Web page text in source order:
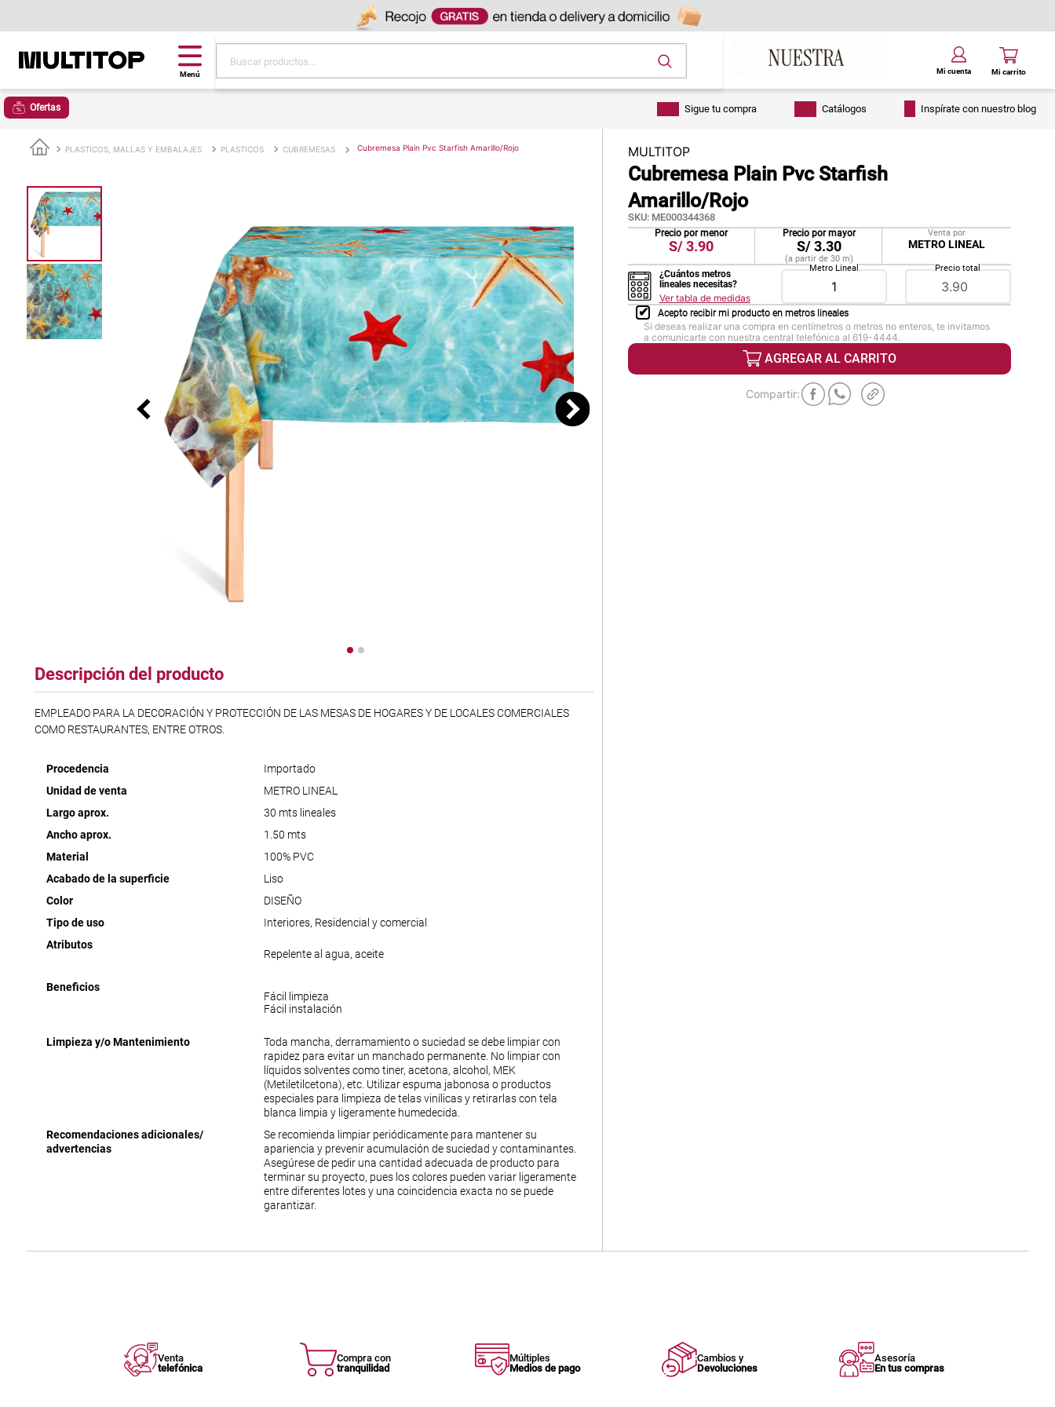
Ofertas Sigue tu compra Catálogos Inspírate con nuestro blog
PLASTICOS, MALLAS Y EMBALAJES PLASTICOS CUBREMESAS Cubremesa Plain Pvc Starfish Amarillo/Rojo
Descripción del producto
EMPLEADO PARA LA DECORACIÓN Y PROTECCIÓN DE LAS MESAS DE HOGARES Y DE LOCALES COMERCIALES
COMO RESTAURANTES, ENTRE OTROS.
Procedencia
Importado
Unidad de venta
METRO LINEAL
Largo aprox.
30 mts lineales
Ancho aprox.
1.50 mts
Material
100% PVC
Acabado de la superficie
Liso
Color
DISEÑO
Tipo de uso
Interiores, Residencial y comercial
Atributos
Repelente al agua, aceite
Beneficios
Fácil limpieza
Fácil instalación
Limpieza y/o Mantenimiento
Toda mancha, derramamiento o suciedad se debe limpiar con
rapidez para evitar un manchado permanente. No limpiar con
líquidos solventes como tiner, acetona, alcohol, MEK
(Metiletilcetona), etc. Utilizar espuma jabonosa o productos
especiales para limpieza de telas vinílicas y retirarlas con tela
blanca limpia y ligeramente humedecida.
Recomendaciones adicionales/
advertencias
Se recomienda limpiar periódicamente para mantener su
apariencia y prevenir acumulación de suciedad y contaminantes.
Asegúrese de pedir una cantidad adecuada de producto para
terminar su proyecto, pues los colores pueden variar ligeramente
entre diferentes lotes y una coincidencia exacta no se puede
garantizar.
MULTITOP
Cubremesa Plain Pvc Starfish
Amarillo/Rojo
SKU: ME000344368
Precio por menor
S/3.90
Precio por mayor
S/3.30
(a partir de 30 m)
Venta por
METRO LINEAL
¿Cuántos metros
lineales necesitas?
Ver tabla de medidas
Metro Lineal Precio total
Acepto recibir mi producto en metros lineales
Si deseas realizar una compra en centímetros o metros no enteros, te invitamos
a comunicarte con nuestra central telefónica al 619-4444.
AGREGAR AL CARRITO
Venta
telefónica
Compra con
tranquilidad
Múltiples
Medios de pago
Cambios y
Devoluciones
Asesoría
En tus compras
alfombra
piso
tela
lona
cojin
pisos
tapete